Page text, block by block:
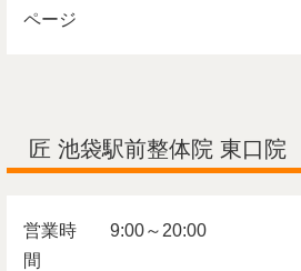
ページ
匠 池袋駅前整体院 東口院
営業時
間
9:00～20:00